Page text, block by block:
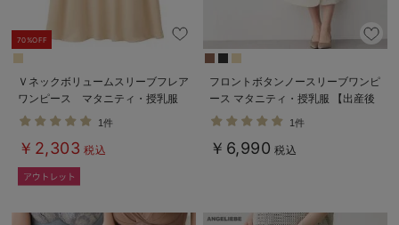
70%OFF
Ｖネックボリュームスリーブフレア
ワンピース マタニティ・授乳服
【出産後も長く使える】
1件
￥2,303 税込
フロントボタンノースリーブワンピ
ース マタニティ・授乳服 【出産後
も長く使える】
1件
￥6,990 税込